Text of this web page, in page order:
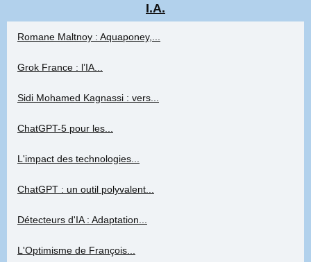
I.A.
Romane Maltnoy : Aquaponey,...
Grok France : l’IA...
Sidi Mohamed Kagnassi : vers...
ChatGPT-5 pour les...
L'impact des technologies...
ChatGPT : un outil polyvalent...
Détecteurs d'IA : Adaptation...
L'Optimisme de François...